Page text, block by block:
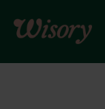
content